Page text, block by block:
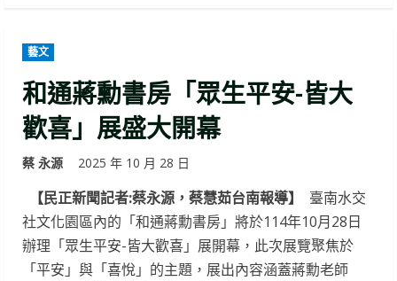
藝文
和通蔣勳書房「眾生平安-皆大
歡喜」展盛大開幕
蔡 永源 2025 年 10 月 28 日
【民正新聞記者:蔡永源，蔡慧茹台南報導】
臺南水交
社文化園區內的「和通蔣勳書房」將於114年10月28日
辦理「眾生平安-皆大歡喜」展開幕，此次展覽聚焦於
「平安」與「喜悅」的主題，展出內容涵蓋蔣勳老師